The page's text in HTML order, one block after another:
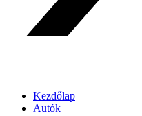
Kezdőlap
Autók